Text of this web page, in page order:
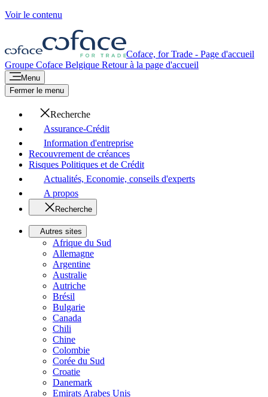
Voir le contenu
Coface, for Trade - Page d'accueil
Groupe Coface Belgique Retour à la page d'accueil
Menu
Fermer le menu
Recherche
Assurance-Crédit
Information d'entreprise
Recouvrement de créances
Risques Politiques et de Crédit
Actualités, Economie, conseils d'experts
A propos
Recherche
Autres sites
Afrique du Sud
Allemagne
Argentine
Australie
Autriche
Brésil
Bulgarie
Canada
Chili
Chine
Colombie
Corée du Sud
Croatie
Danemark
Emirats Arabes Unis